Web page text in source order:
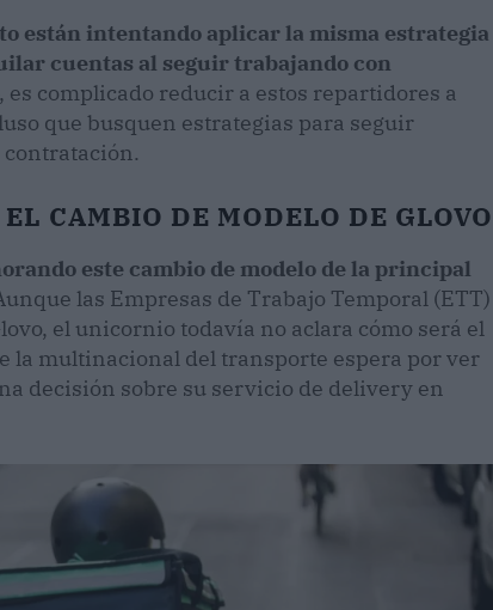
están intentando aplicar la misma estrategia
cuentas al seguir trabajando con
es complicado reducir a estos repartidores a
que busquen estrategias para seguir
contratación.
CAMBIO DE MODELO DE GLOVO
este cambio de modelo de la principal
las Empresas de Trabajo Temporal (ETT)
el unicornio todavía no aclara cómo será el
la multinacional del transporte espera por ver
decisión sobre su servicio de delivery en